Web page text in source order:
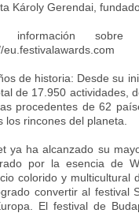
Károly Gerendai,
información sobre
eu.festivalawards.com
de historia: Desde su
de 17.950 actividades,
procedentes de 62
los rincones del planeta.
ya ha alcanzado su
por la esencia de
colorido y multicultural
convertir al festival
El festival de